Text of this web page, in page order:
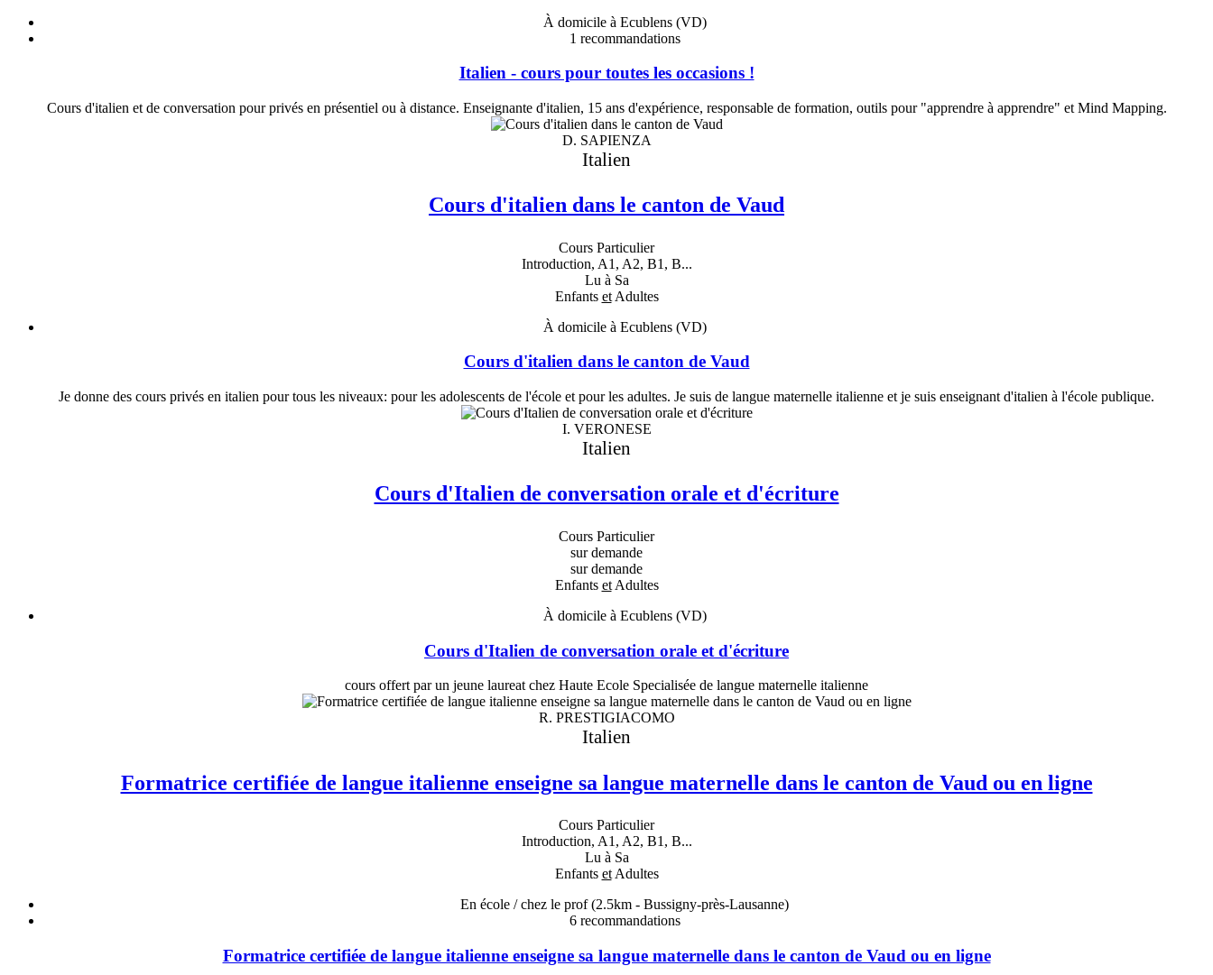
À domicile à Ecublens (VD)
1 recommandations
Italien - cours pour toutes les occasions !
Cours d'italien et de conversation pour privés en présentiel ou à distance. Enseignante d'italien, 15 ans d'expérience, responsable de formation, outils pour "apprendre à apprendre" et Mind Mapping.
D. SAPIENZA
Italien
Cours d'italien dans le canton de Vaud
Cours Particulier
Introduction, A1, A2, B1, B...
Lu à Sa
Enfants etAdultes
À domicile à Ecublens (VD)
Cours d'italien dans le canton de Vaud
Je donne des cours privés en italien pour tous les niveaux: pour les adolescents de l'école et pour les adultes. Je suis de langue maternelle italienne et je suis enseignant d'italien à l'école publique.
I. VERONESE
Italien
Cours d'Italien de conversation orale et d'écriture
Cours Particulier
sur demande
sur demande
Enfants etAdultes
À domicile à Ecublens (VD)
Cours d'Italien de conversation orale et d'écriture
cours offert par un jeune laureat chez Haute Ecole Specialisée de langue maternelle italienne
R. PRESTIGIACOMO
Italien
Formatrice certifiée de langue italienne enseigne sa langue maternelle dans le canton de Vaud ou en ligne
Cours Particulier
Introduction, A1, A2, B1, B...
Lu à Sa
Enfants etAdultes
En école / chez le prof(2.5km - Bussigny-près-Lausanne)
6recommandations
Formatrice certifiée de langue italienne enseigne sa langue maternelle dans le canton de Vaud ou en ligne